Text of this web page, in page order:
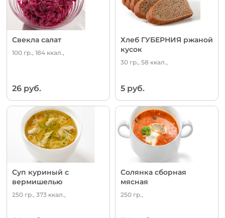
Свекла салат
100 гр., 184 ккал.,
26 руб.
Хлеб ГУБЕРНИЯ ржаной
кусок
30 гр., 58 ккал.,
5 руб.
Суп куриный с
вермишелью
250 гр., 373 ккал.,
Солянка сборная
мясная
250 гр.,